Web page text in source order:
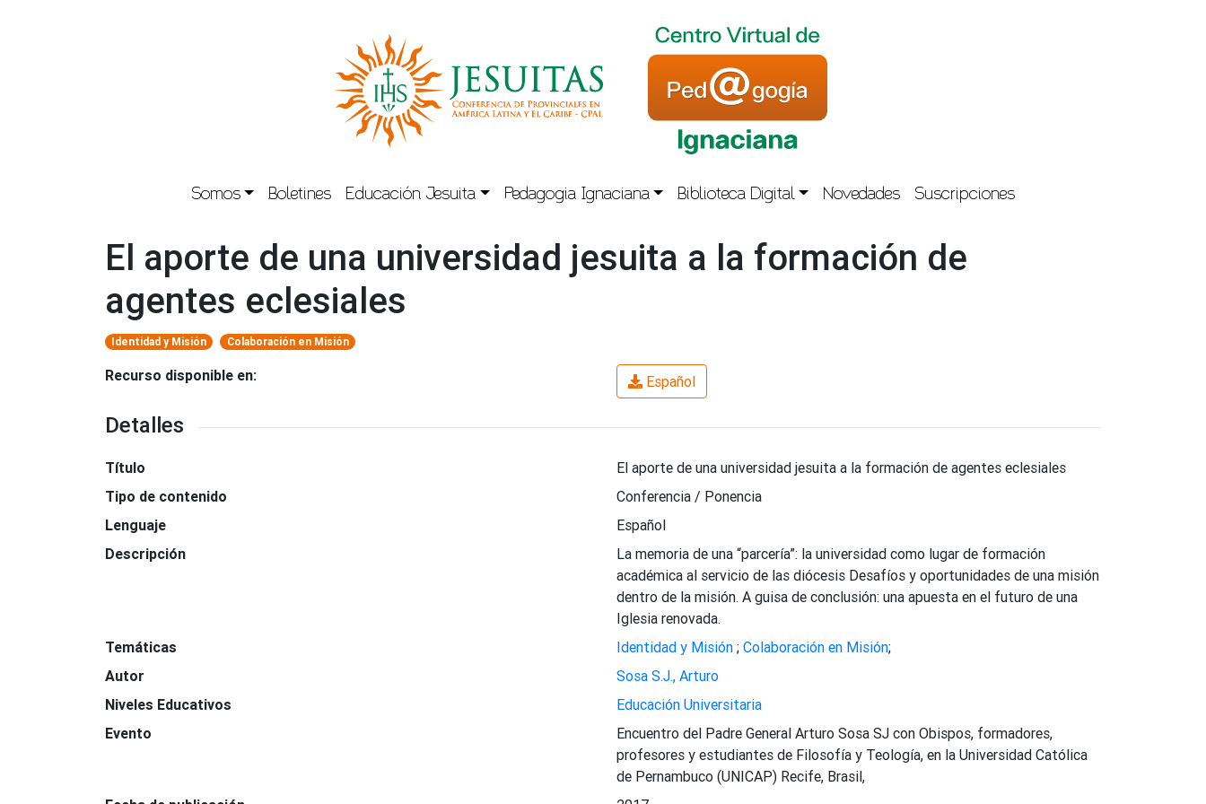
Somos Boletines Educación Jesuita Pedagogia Ignaciana Biblioteca Digital Novedades Suscripciones
El aporte de una universidad jesuita a la formación de
agentes eclesiales
Identidad y Misión Colaboración en Misión
Recurso disponible en: Español
Detalles
Título
El aporte de una universidad jesuita a la formación de agentes eclesiales
Tipo de contenido
Conferencia / Ponencia
Lenguaje
Español
Descripción
La memoria de una “parcería”: la universidad como lugar de formación
académica al servicio de las diócesis Desafíos y oportunidades de una misión
dentro de la misión. A guisa de conclusión: una apuesta en el futuro de una
Iglesia renovada.
Temáticas
Identidad y Misión ; Colaboración en Misión;
Autor
Sosa S.J., Arturo
Niveles Educativos
Educación Universitaria
Evento
Encuentro del Padre General Arturo Sosa SJ con Obispos, formadores,
profesores y estudiantes de Filosofía y Teología, en la Universidad Católica
de Pernambuco (UNICAP) Recife, Brasil,